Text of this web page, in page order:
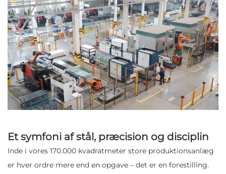
Et symfoni af stål, præcision og disciplin
Inde i vores 170.000 kvadratmeter store produktionsanlæg
er hver ordre mere end en opgave – det er en forestilling.